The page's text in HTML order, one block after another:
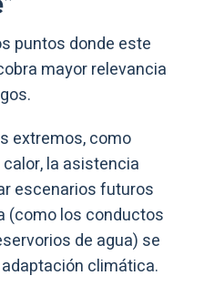
puntos donde este
mayor relevancia
extremos, como
la asistencia
escenarios futuros
(como los conductos
de agua) se
climática.